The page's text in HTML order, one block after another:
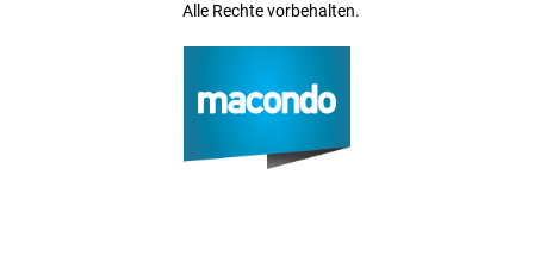
Alle Rechte vorbehalten.